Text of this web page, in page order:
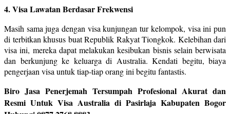
4. Visa Lawatan Berdasar Frekwensi
Masih sama juga dengan visa kunjungan tur kelompok, visa ini pun
di terbitkan khusus buat Republik Rakyat Tiongkok. Kelebihan dari
visa ini, mereka dapat melakukan kesibukan bisnis selain berwisata
dan berkunjung ke keluarga di Australia. Kendati begitu, biaya
pengerjaan visa untuk tiap-tiap orang ini begitu fantastis.
Biro Jasa Penerjemah Tersumpah Profesional Akurat dan
Resmi Untuk Visa Australia di Pasirlaja Kabupaten Bogor